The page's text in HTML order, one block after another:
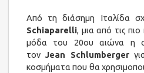
Από τη διάσημη Ιταλίδα
Schiaparelli, μια από τις
μόδα του 20ου αιώνα η
τονJean Schlumberger
κοσμήματα που θα